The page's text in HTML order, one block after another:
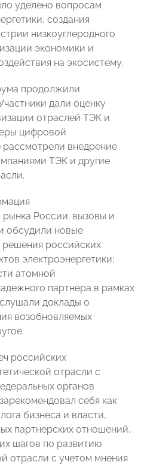
уделено вопросам
создания
низкоуглеродного
экономики и
на экосистему.
продолжили
дали оценку
отраслей ТЭК и
цифровой
внедрение
ТЭК и другие
рынка России: вызовы и
обсудили новые
решения российских
электроэнергетики;
атомной
партнера в рамках
доклады о
возобновляемых
российских
отрасли с
органов
себя как
бизнеса и власти,
партнерских отношений,
шагов по развитию
отрасли с учетом мнения